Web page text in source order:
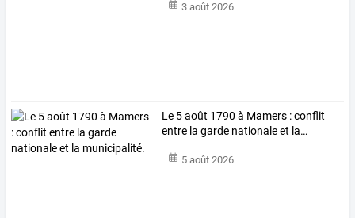
3 août 2026
Le 5août 1790 à Mamers :conflit
entre la garde nationaleet la…
5 août 2026